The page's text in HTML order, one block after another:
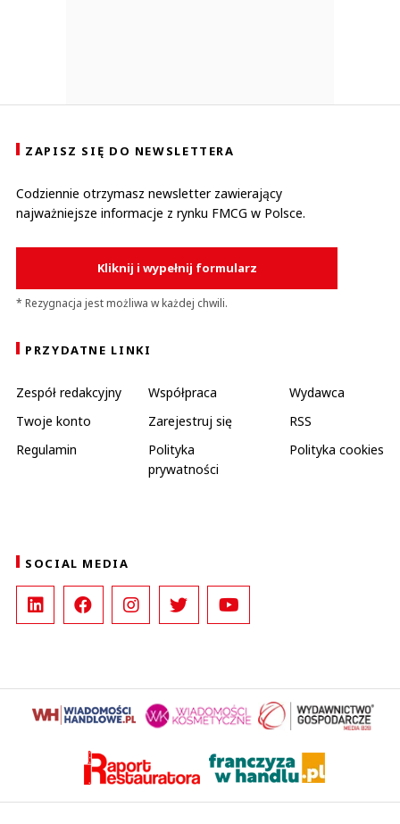
ZAPISZ SIĘ DO NEWSLETTERA
Codziennie otrzymasz newsletter zawierający
najważniejsze informacje z rynku FMCG w Polsce.
Kliknij i wypełnij formularz
* Rezygnacja jest możliwa w każdej chwili.
PRZYDATNE LINKI
Zespół redakcyjny Współpraca
Wydawca
Twoje konto
Zarejestruj się
RSS
Regulamin
Polityka
prywatności
Polityka cookies
SOCIAL MEDIA